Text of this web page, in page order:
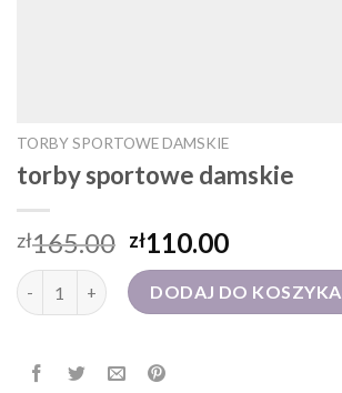
TORBY SPORTOWE DAMSKIE
torby sportowe damskie
zł165.00 zł110.00
ilość torby sportowe damskieDODAJ DO KOSZYKA